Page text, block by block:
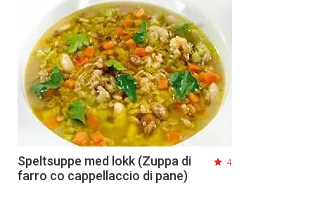
Speltsuppe med lokk (Zuppa di
farro co cappellaccio di pane)
4